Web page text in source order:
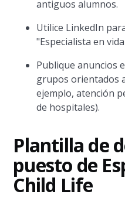
antiguos alumnos.
Utilice LinkedIn
"Especialista en
Publique anuncios
grupos orientados
ejemplo, atención
de hospitales).
Plantilla de
puesto de
Child Life